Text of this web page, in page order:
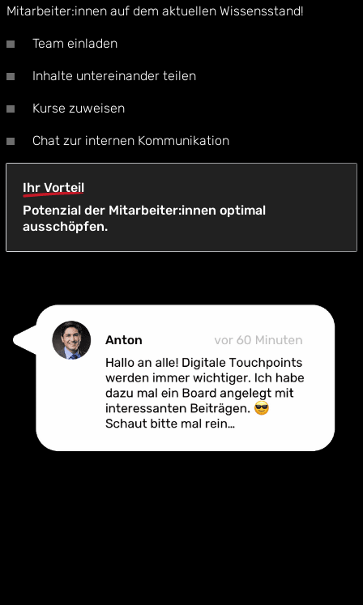
Mitarbeiter:innen auf dem aktuellen Wissensstand!
Team einladen
Inhalte untereinander teilen
Kurse zuweisen
Chat zur internen Kommunikation
Ihr Vorteil
Potenzial der Mitarbeiter:innen optimal
ausschöpfen.